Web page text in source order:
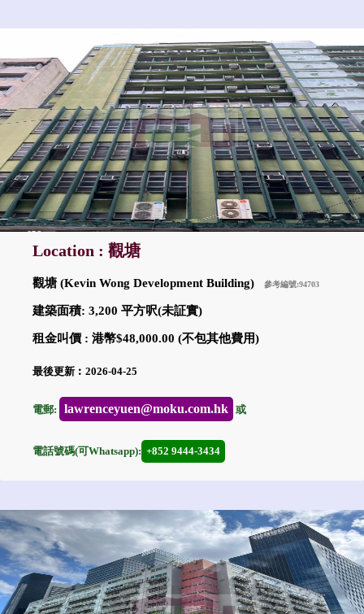
Location : 觀塘
觀塘 (Kevin Wong Development Building) 參考編號:94703
建築面積: 3,200 平方呎(未証實)
租金叫價 : 港幣$48,000.00 (不包其他費用)
最後更新︰2026-04-25
電郵: lawrenceyuen@moku.com.hk 或
電話號碼(可Whatsapp): +852 9444-3434